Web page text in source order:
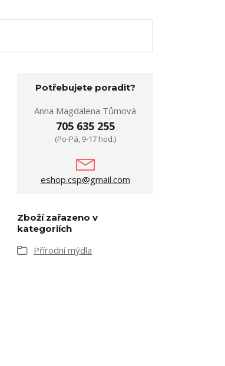
Potřebujete poradit?
Anna Magdalena Tůmová
705 635 255
(Po-Pá, 9-17 hod.)
eshop.csp@gmail.com
Zboží zařazeno v
kategoriích
Přírodní mýdla